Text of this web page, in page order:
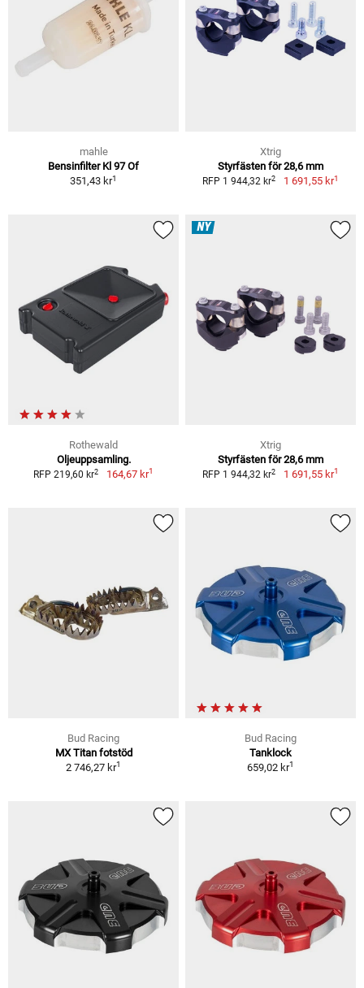
mahle
Bensinfilter Kl 97 Of
351,43 kr1
Xtrig
Styrfästen för 28,6 mm
RFP 1 944,32 kr2 1 691,55 kr1
Rothewald
Oljeuppsamling.
RFP 219,60 kr2 164,67 kr1
NY
Xtrig
Styrfästen för 28,6 mm
RFP 1 944,32 kr2 1 691,55 kr1
Bud Racing
MX Titan fotstöd
2 746,27 kr1
Bud Racing
Tanklock
659,02 kr1